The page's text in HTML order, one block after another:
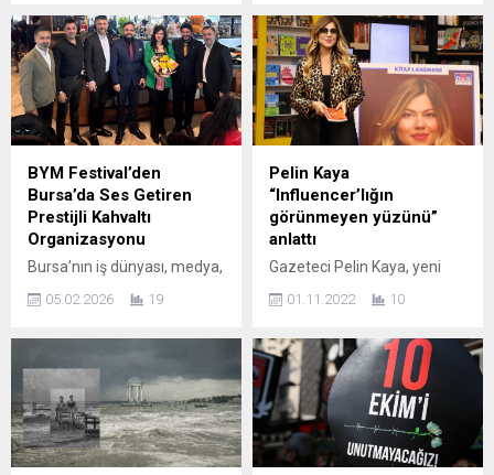
BU YÖRELERİN, BU
COĞRAFYALARIN
KÜLTÜRÜNÜ, GELENEĞİNİ,
DEĞERLERİNİ ANLAMADAN
YILDIRIM’I ANLAYAMAZ VE
ANLAMLANDIRAMAYIZ.”
BURSA- Yıldırım
Belediyesi’nin her yıl
düzenlediği Anadolu Kültür
Şöleni, Kaplıkaya Cazibe
Merkezi’nde ‘Kars, Ardahan,
Iğdır’ programı ile devam
etti. Yöresel halk oyunları
geceye...
Müzesi’nde sanatseverlerle
buluştu. Nilüfer Fotoğraf
Müzesi, Türk fotoğraf
sanatının önde gelen
isimlerinden Selim Seval’in
“Enine Boyuna Bakış” isimli
sergisine ev sahipliği
yapıyor. Engin Özendes
küratörlüğünde hazırlanan
serginin açılışı, Nilüfer
Bukle Erman,...
BYM Festival’den
Bursa’da Ses Getiren
Prestijli Kahvaltı
Organizasyonu
Bursa’nın iş dünyası, medya,
alanında öne çıkan isimleri,
kahvaltı organizasyonunda
bir araya geldi. Şehrin
dinamiklerini aynı
platformda buluşturan
etkinlik, güçlü sponsor
05.02.2026 19
Pelin Kaya
“Influencer’lığın
görünmeyen yüzünü”
anlattı
Gazeteci Pelin Kaya, yeni
Varsın”ın tanıtım davetini
cemiyet ve iletişim
dünyasından birçok ismin
katılımıyla gerçekleştirdi.
Moda ve Sosyete adlı
bloğuyla milyonlarca kişiye
kendini tanıtan Gazeteci
01.11.2022 10